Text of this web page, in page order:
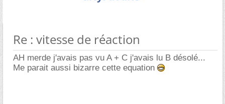
Re : vitesse de réaction
AH merde j'avais pas vu A + C j'avais lu B désolé...
Me parait aussi bizarre cette equation